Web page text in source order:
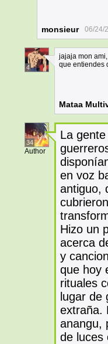
monsieur 06/24/
4
jajaja mon
que entiendes
Mataa
34
Author
La
en voz
antiguo,
Hizo un
acerca
y
que hoy
rituales
lugar
extraña.
anangu,
de luces